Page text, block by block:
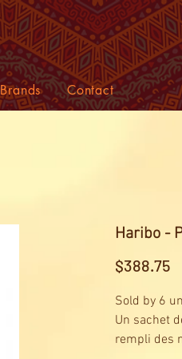
Brands Contact
Haribo -
$388.75
Sold by 6
Un sachet
rempli des